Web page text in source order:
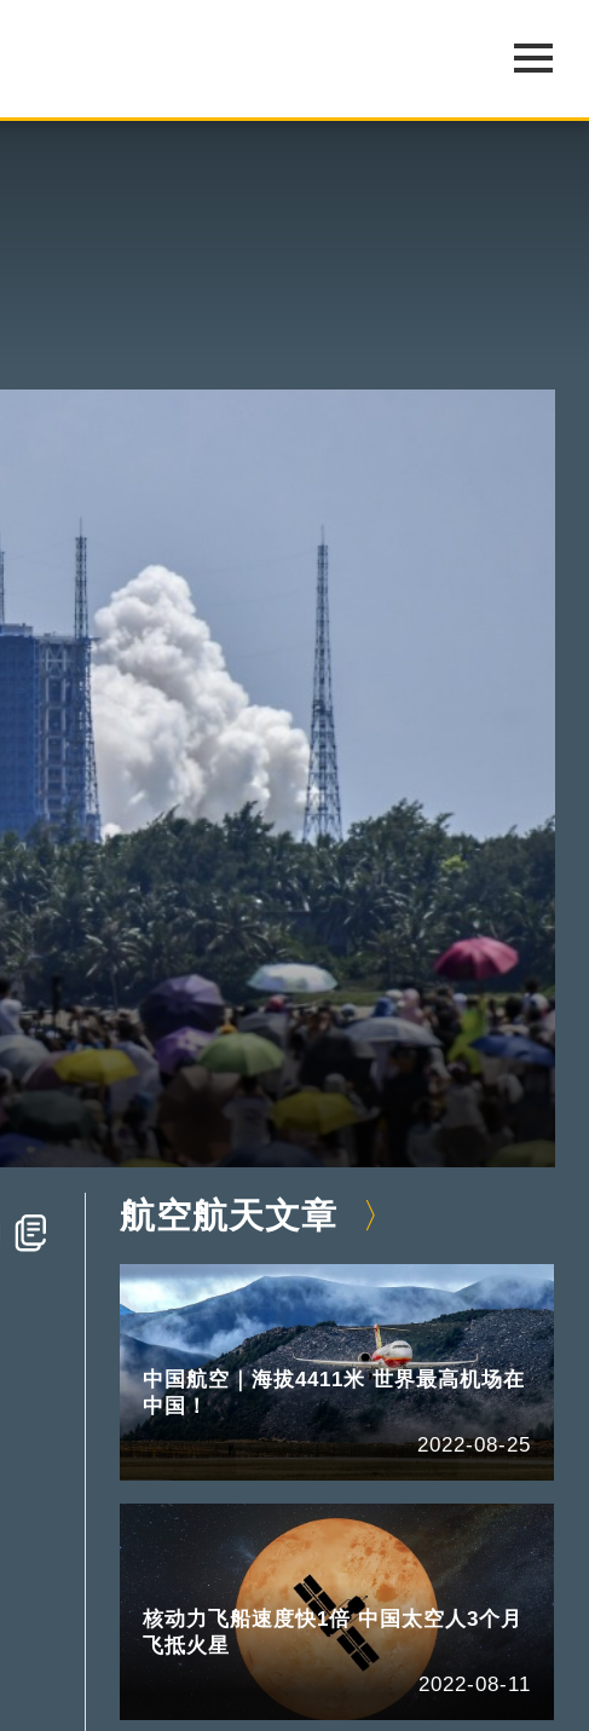
航空航天文章
中国航空｜海拔4411米 世界最高机场在
中国！
2022-08-25
核动力飞船速度快1倍 中国太空人3个月
飞抵火星
2022-08-11